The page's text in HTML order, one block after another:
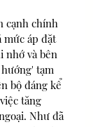
cạnh chính
mức áp đặt
nhớ và bên
tạm
bộ đáng kể
tăng
Như đã